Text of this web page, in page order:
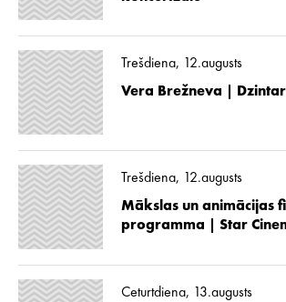
Trešdiena, 12.augusts
Vera Brežneva |
Trešdiena, 12.augusts
Mākslas un animācijas
programma | Star
Ceturtdiena, 13.augusts